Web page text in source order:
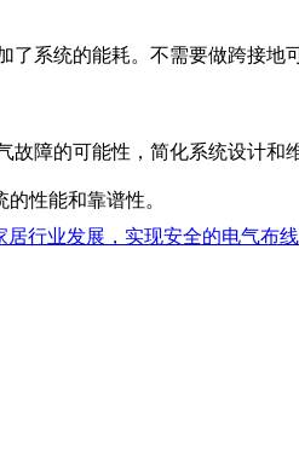
统的能耗。不需要做跨接地
的可能性，简化系统设计和
性能和靠谱性。
居行业发展，实现安全的电气布线